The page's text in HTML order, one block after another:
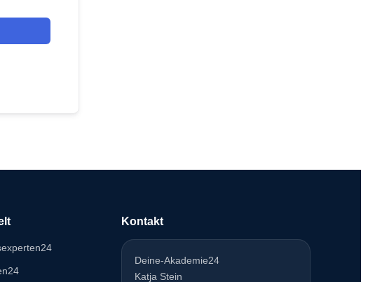
Kontakt
Deine-Akademie24
Katja Stein